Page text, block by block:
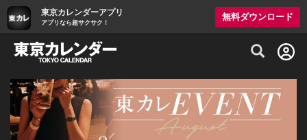
東京カレンダーアプリ
アプリなら超サクサク！
無料ダウンロード
グルメ情報・プレミアムレストラン予約